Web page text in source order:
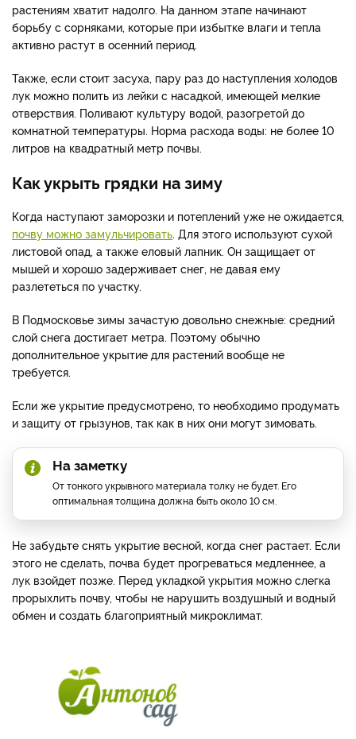
растениям хватит надолго. На данном этапе начинают
борьбу с сорняками, которые при избытке влаги и тепла
активно растут в осенний период.
Также, если стоит засуха, пару раз до наступления холодов
лук можно полить из лейки с насадкой, имеющей мелкие
отверствия. Поливают культуру водой, разогретой до
комнатной температуры. Норма расхода воды: не более 10
литров на квадратный метр почвы.
Как укрыть грядки на зиму
Когда наступают заморозки и потеплений уже не ожидается,
почву можно замульчировать. Для этого используют сухой
листовой опад, а также еловый лапник. Он защищает от
мышей и хорошо задерживает снег, не давая ему
разлететься по участку.
В Подмосковье зимы зачастую довольно снежные: средний
слой снега достигает метра. Поэтому обычно
дополнительное укрытие для растений вообще не
требуется.
Если же укрытие предусмотрено, то необходимо продумать
и защиту от грызунов, так как в них они могут зимовать.
На заметку
От тонкого укрывного материала толку не будет. Его
оптимальная толщина должна быть около 10 см.
Не забудьте снять укрытие весной, когда снег растает. Если
этого не сделать, почва будет прогреваться медленнее, а
лук взойдет позже. Перед укладкой укрытия можно слегка
прорыхлить почву, чтобы не нарушить воздушный и водный
обмен и создать благоприятный микроклимат.